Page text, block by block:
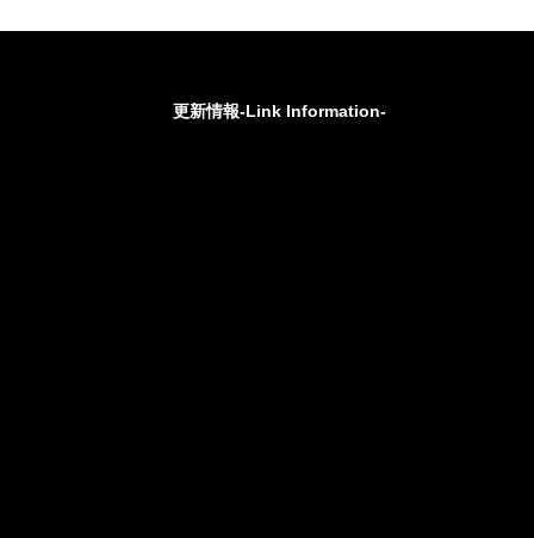
更新情報-Link Information-